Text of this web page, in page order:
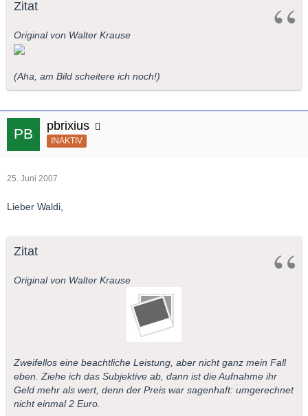
Zitat
Original von Walter Krause
(Aha, am Bild scheitere ich noch!)
pbrixius
INAKTIV
25. Juni 2007
Lieber Waldi,
Zitat
Original von Walter Krause
Zweifellos eine beachtliche Leistung, aber nicht ganz mein Fall
eben. Ziehe ich das Subjektive ab, dann ist die Aufnahme ihr
Geld mehr als wert, denn der Preis war sagenhaft: umgerechnet
nicht einmal 2 Euro.